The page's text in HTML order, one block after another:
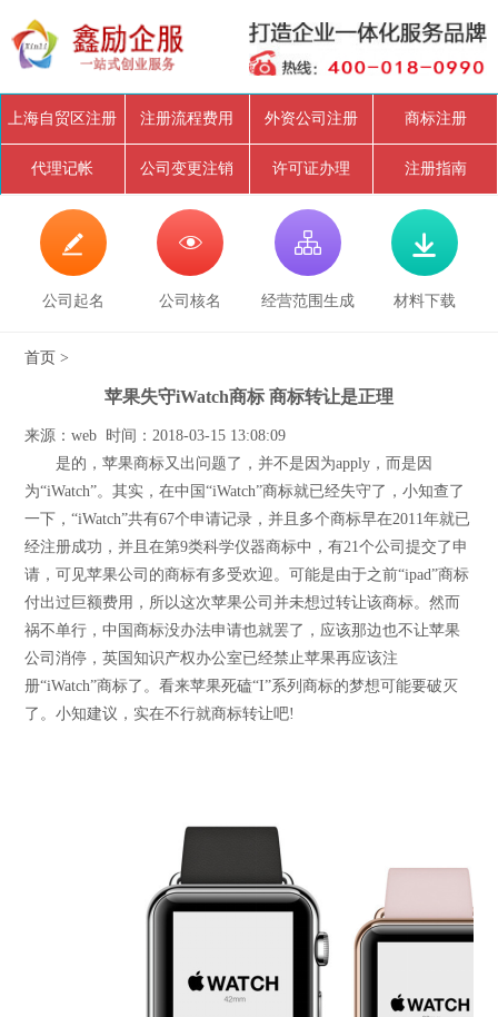
上海自贸区注册 注册流程费用 外资公司注册 商标注册
代理记帐 公司变更注销 许可证办理 注册指南

公司起名

公司核名

经营范围生成

材料下载
首页 >
苹果失守iWatch商标 商标转让是正理
来源：web 时间：2018-03-15 13:08:09
是的，苹果商标又出问题了，并不是因为apply，而是因
为“iWatch”。其实，在中国“iWatch”商标就已经失守了，小知查了
一下，“iWatch”共有67个申请记录，并且多个商标早在2011年就已
经注册成功，并且在第9类科学仪器商标中，有21个公司提交了申
请，可见苹果公司的商标有多受欢迎。可能是由于之前“ipad”商标
付出过巨额费用，所以这次苹果公司并未想过转让该商标。然而
祸不单行，中国商标没办法申请也就罢了，应该那边也不让苹果
公司消停，英国知识产权办公室已经禁止苹果再应该注
册“iWatch”商标了。看来苹果死磕“I”系列商标的梦想可能要破灭
了。小知建议，实在不行就商标转让吧!